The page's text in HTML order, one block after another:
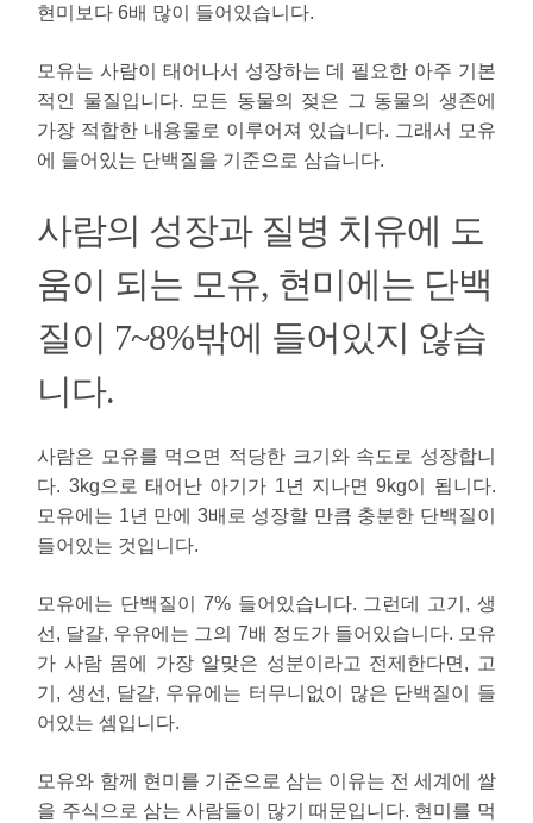
현미보다 6배 많이 들어있습니다.
모유는 사람이 태어나서 성장하는 데 필요한 아주 기본
적인 물질입니다. 모든 동물의 젖은 그 동물의 생존에
가장 적합한 내용물로 이루어져 있습니다. 그래서 모유
에 들어있는 단백질을 기준으로 삼습니다.
사람의 성장과 질병 치유에 도
움이 되는 모유, 현미에는 단백
질이 7~8%밖에 들어있지 않습
니다.
사람은 모유를 먹으면 적당한 크기와 속도로 성장합니
다. 3kg으로 태어난 아기가 1년 지나면 9kg이 됩니다.
모유에는 1년 만에 3배로 성장할 만큼 충분한 단백질이
들어있는 것입니다.
모유에는 단백질이 7% 들어있습니다. 그런데 고기, 생
선, 달걀, 우유에는 그의 7배 정도가 들어있습니다. 모유
가 사람 몸에 가장 알맞은 성분이라고 전제한다면, 고
기, 생선, 달걀, 우유에는 터무니없이 많은 단백질이 들
어있는 셈입니다.
모유와 함께 현미를 기준으로 삼는 이유는 전 세계에 쌀
을 주식으로 삼는 사람들이 많기 때문입니다. 현미를 먹